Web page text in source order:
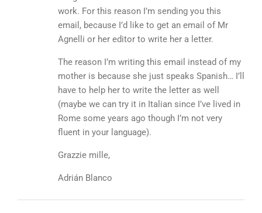
work. For this reason I’m sending you this
email, because I’d like to get an email of Mr
Agnelli or her editor to write her a letter.
The reason I’m writing this email instead of my
mother is because she just speaks Spanish… I’ll
have to help her to write the letter as well
(maybe we can try it in Italian since I’ve lived in
Rome some years ago though I’m not very
fluent in your language).
Grazzie mille,
Adrián Blanco